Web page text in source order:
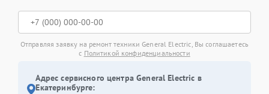
Отправляя заявку на ремонт техники General Electric, Вы соглашаетесь
с Политикой конфиденциальности
Адрес сервисного центра General Electric в
Екатеринбурге: